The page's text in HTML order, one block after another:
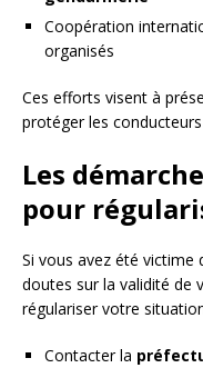
Coopération
organisés
Ces efforts visent à
protéger les
Les
pour
Si vous avez été victime
doutes sur la validité de
régulariser votre
Contacter la